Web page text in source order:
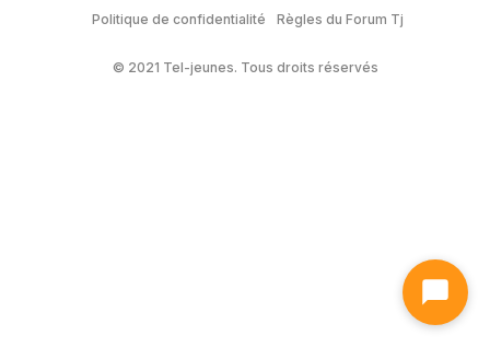
Politique de confidentialité
Règles du Forum Tj
© 2021 Tel-jeunes. Tous droits réservés